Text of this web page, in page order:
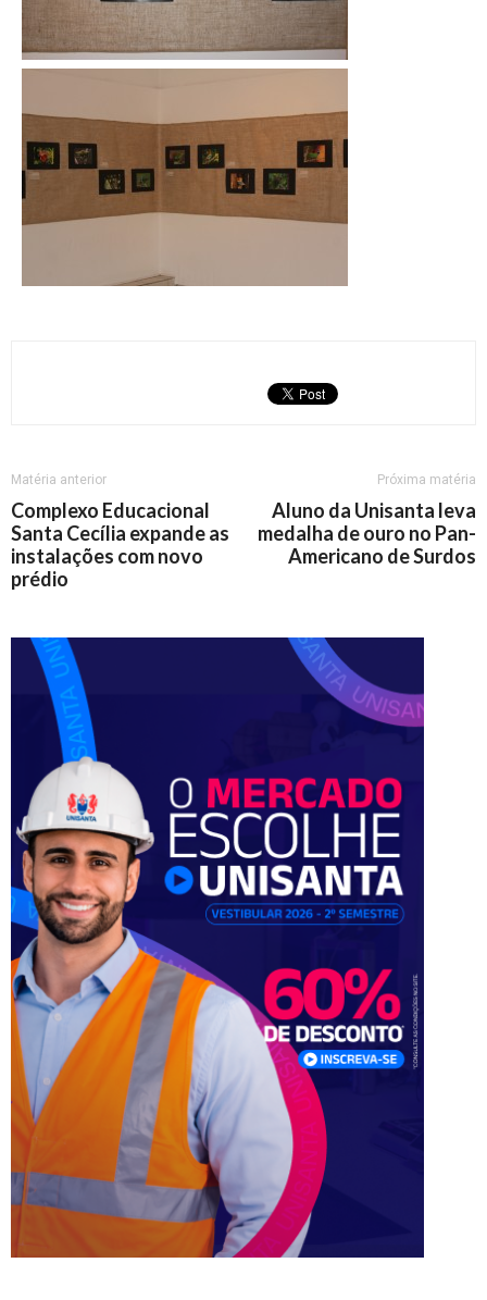
Matéria anterior
Complexo Educacional
Santa Cecília expande as
instalações com novo
prédio
Próxima matéria
Aluno da Unisanta leva
medalha de ouro no Pan-
Americano de Surdos